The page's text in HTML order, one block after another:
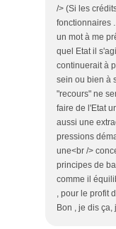
/> (Si les
fonctionnaires
un mot à me
quel Etat il
continuerait à
sein ou bien à
"recours" ne
faire de l'Etat
aussi une
pressions
une<br />
principes de
comme il
, pour le profit
Bon , je dis ça,